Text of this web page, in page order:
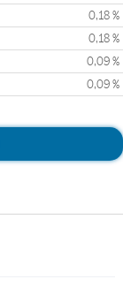
0,18 %
0,18 %
0,09 %
0,09 %